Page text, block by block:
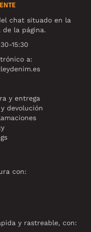
chat situado en la
la página.
15:30
a:
y entrega
devolución
con:
y rastreable, con: